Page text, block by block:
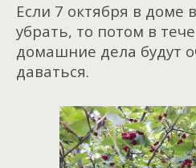
Если 7 октября в доме
убрать, то потом в
домашние дела будут
даваться.